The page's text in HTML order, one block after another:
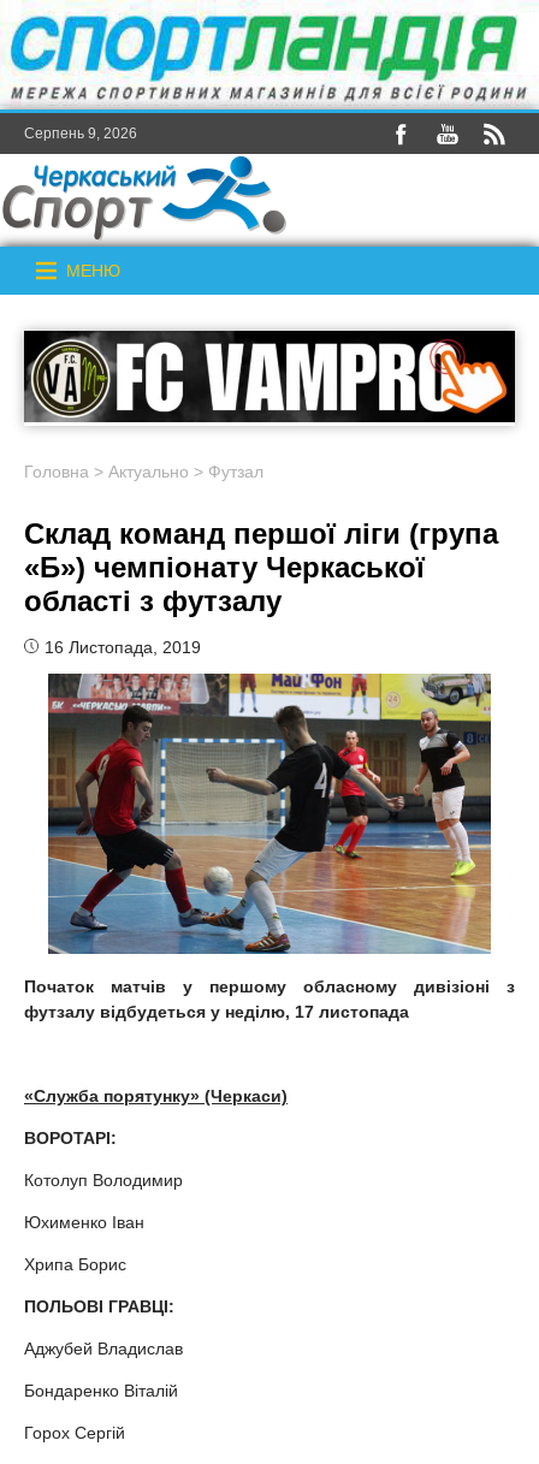
Серпень 9, 2026
МЕНЮ
Головна > Актуально > Футзал
Склад команд першої ліги (група
«Б») чемпіонату Черкаської
області з футзалу
16 Листопада, 2019
Початок матчів у першому обласному дивізіоні з
футзалу відбудеться у неділю, 17 листопада
«Служба порятунку» (Черкаси)
ВОРОТАРІ:
Котолуп Володимир
Юхименко Іван
Хрипа Борис
ПОЛЬОВІ ГРАВЦІ:
Аджубей Владислав
Бондаренко Віталій
Горох Сергій